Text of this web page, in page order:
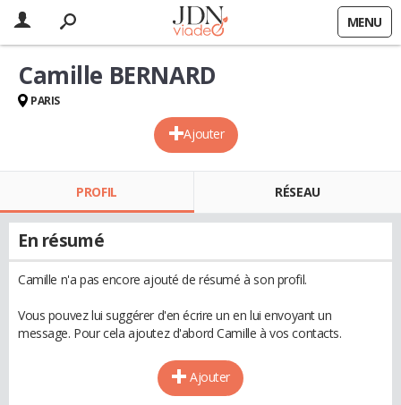
MENU
Ajouter
Camille BERNARD
PARIS
PROFIL RÉSEAU
En résumé
Camille n'a pas encore ajouté de résumé à son profil.
Vous pouvez lui suggérer d'en écrire un en lui envoyant un
message. Pour cela ajoutez d'abord Camille à vos contacts.
Ajouter